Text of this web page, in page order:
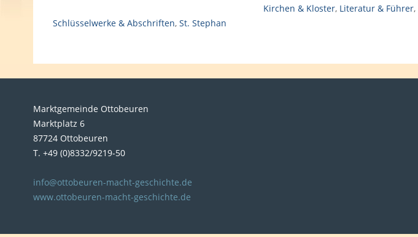
Kirchen & Kloster, Literatur & Führer,
Schlüsselwerke & Abschriften, St. Stephan
Marktgemeinde Ottobeuren
Marktplatz 6
87724 Ottobeuren
T. +49 (0)8332/9219-50
info@ottobeuren-macht-geschichte.de
www.ottobeuren-macht-geschichte.de